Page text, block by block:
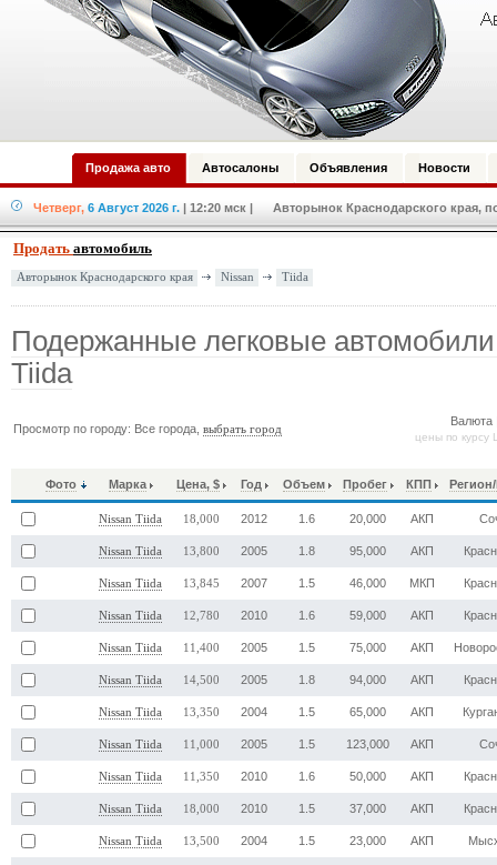
Продажа авто Автосалоны Объявления Новости
Четверг, 6 Август 2026 г. | 12:20 мск | Авторынок Краснодарского края,
Продать автомобиль
Авторынок Краснодарского края Nissan Tiida
Подержанные легковые
Tiida
Просмотр по городу: Все города,выбрать город
цены по
Фото Марка Цена, $ Год Объем Пробег КПП
Nissan Tiida 18,000 2012 1.6 20,000 АКП
Nissan Tiida 13,800 2005 1.8 95,000 АКП
Nissan Tiida 13,845 2007 1.5 46,000 МКП
Nissan Tiida 12,780 2010 1.6 59,000 АКП
Nissan Tiida 11,400 2005 1.5 75,000 АКП
Nissan Tiida 14,500 2005 1.8 94,000 АКП
Nissan Tiida 13,350 2004 1.5 65,000 АКП
Nissan Tiida 11,000 2005 1.5 123,000 АКП
Nissan Tiida 11,350 2010 1.6 50,000 АКП
Nissan Tiida 18,000 2010 1.5 37,000 АКП
Nissan Tiida 13,500 2004 1.5 23,000 АКП